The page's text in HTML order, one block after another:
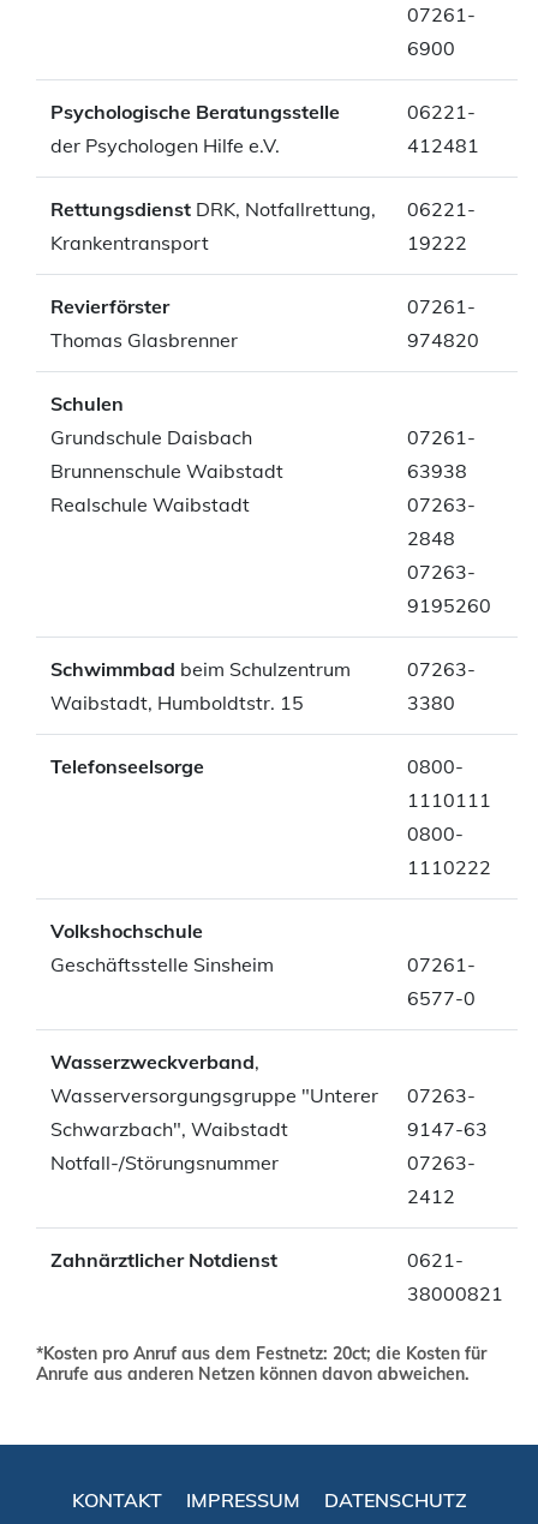
07261-
6900
Psychologische Beratungsstelle
der Psychologen Hilfe e.V.
06221-
412481
Rettungsdienst DRK, Notfallrettung,
Krankentransport
06221-
19222
Revierförster
Thomas Glasbrenner
07261-
974820
Schulen
Grundschule Daisbach
Brunnenschule Waibstadt
Realschule Waibstadt
07261-
63938
07263-
2848
07263-
9195260
Schwimmbad beim Schulzentrum
Waibstadt, Humboldtstr. 15
07263-
3380
Telefonseelsorge
0800-
1110111
0800-
1110222
Volkshochschule
Geschäftsstelle Sinsheim
07261-
6577-0
Wasserzweckverband,
Wasserversorgungsgruppe "Unterer
Schwarzbach", Waibstadt
Notfall-/Störungsnummer
07263-
9147-63
07263-
2412
Zahnärztlicher Notdienst
0621-
38000821
*Kosten pro Anruf aus dem Festnetz: 20ct; die Kosten für
Anrufe aus anderen Netzen können davon abweichen.
KONTAKT IMPRESSUM
DATENSCHUTZ